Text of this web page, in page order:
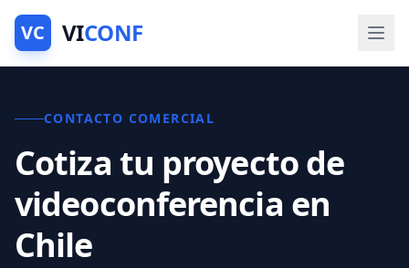
VC VICONF
CONTACTO COMERCIAL
Cotiza tu proyecto de
videoconferencia en
Chile